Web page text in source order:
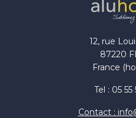
12, rue
87220
France
Tel : 05
Contact :